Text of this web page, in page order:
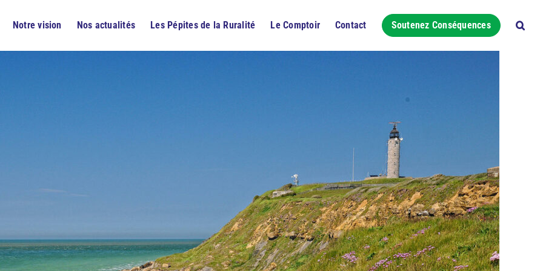
Notre vision Nos actualités Les Pépites de la Ruralité Le Comptoir Contact Soutenez Conséquences